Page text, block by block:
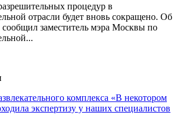
процедур в
отрасли будет вновь сокращено. Об
сообщил заместитель мэра Москвы по
комплекса «В некотором
экспертизу у наших специалистов